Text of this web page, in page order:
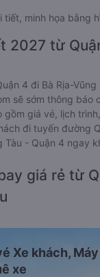
tiết, minh họa bằng
2027 từ
4 đi Bà Rịa-
sẽ sớm thông báo
gồm giá vé, lịch
đi tuyến đường
Tàu - Quận 4 ngay
giá rẻ từ
Xe khách,
xe